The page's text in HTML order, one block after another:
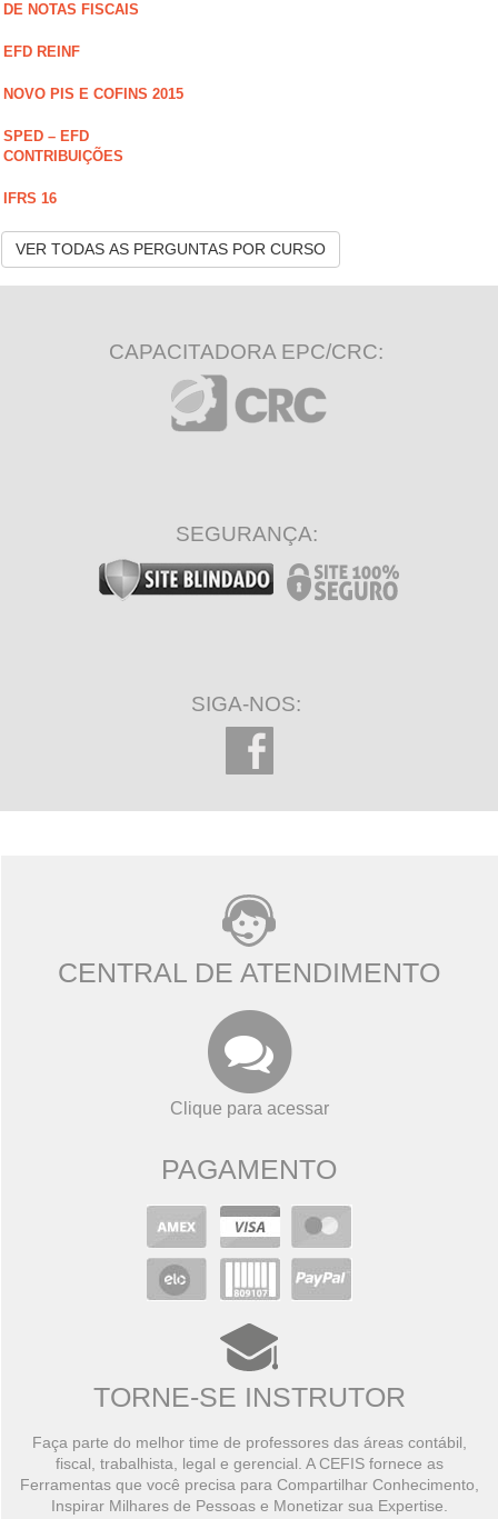
DE NOTAS FISCAIS
EFD REINF
NOVO PIS E COFINS 2015
SPED – EFD
CONTRIBUIÇÕES
IFRS 16
VER TODAS AS PERGUNTAS POR CURSO
CAPACITADORA EPC/CRC:
SEGURANÇA:
SIGA-NOS:
CENTRAL DE ATENDIMENTO
Clique para acessar
PAGAMENTO
TORNE-SE INSTRUTOR
Faça parte do melhor time de professores das áreas contábil,
fiscal, trabalhista, legal e gerencial. A CEFIS fornece as
Ferramentas que você precisa para Compartilhar Conhecimento,
Inspirar Milhares de Pessoas e Monetizar sua Expertise.